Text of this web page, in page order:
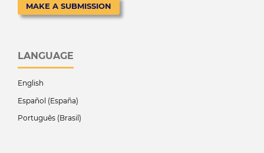
MAKE A SUBMISSION
LANGUAGE
English
Español (España)
Português (Brasil)